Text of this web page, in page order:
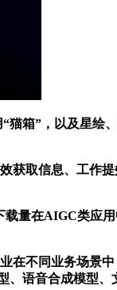
”，以及星绘
取信息、工作
在AIGC类应
不同业务场景
语音合成模型、